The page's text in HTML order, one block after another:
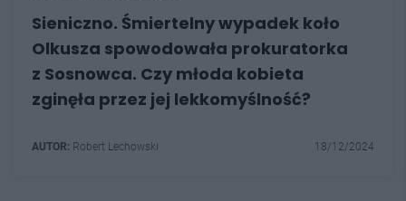
Sieniczno. Śmiertelny wypadek koło
Olkusza spowodowała prokuratorka
z Sosnowca. Czy młoda kobieta
zginęła przez jej lekkomyślność?
AUTOR: Robert Lechowski 18/12/2024